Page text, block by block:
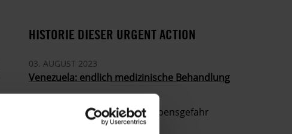
HISTORIE DIESER URGENT ACTION
03. AUGUST 2023
Venezuela: endlich medizinische Behandlung
27. JUNI 2023
Venezuela: Gefangene in Lebensgefahr